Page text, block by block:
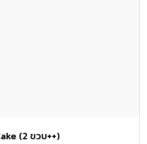
(2 ขวบ++)